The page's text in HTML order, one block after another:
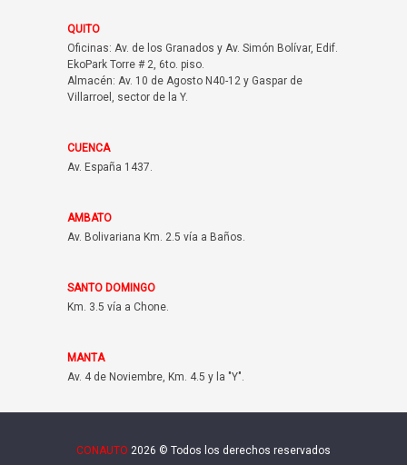
QUITO
Oficinas: Av. de los Granados y Av. Simón Bolívar, Edif.
EkoPark Torre # 2, 6to. piso.
Almacén: Av. 10 de Agosto N40-12 y Gaspar de
Villarroel, sector de la Y.
CUENCA
Av. España 1437.
AMBATO
Av. Bolivariana Km. 2.5 vía a Baños.
SANTO DOMINGO
Km. 3.5 vía a Chone.
MANTA
Av. 4 de Noviembre, Km. 4.5 y la "Y".
CONAUTO 2026 © Todos los derechos reservados